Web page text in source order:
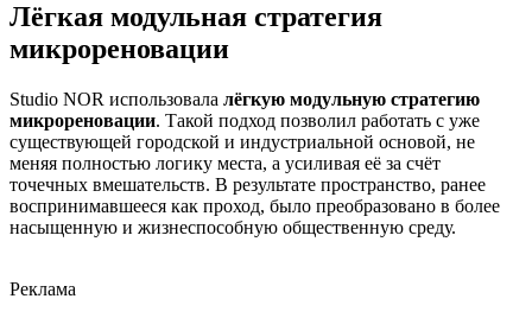
Лёгкая модульная стратегия
микрореновации
Studio NOR использовала лёгкую модульную стратегию
микрореновации. Такой подход позволил работать с уже
существующей городской и индустриальной основой, не
меняя полностью логику места, а усиливая её за счёт
точечных вмешательств. В результате пространство, ранее
воспринимавшееся как проход, было преобразовано в более
насыщенную и жизнеспособную общественную среду.
Реклама